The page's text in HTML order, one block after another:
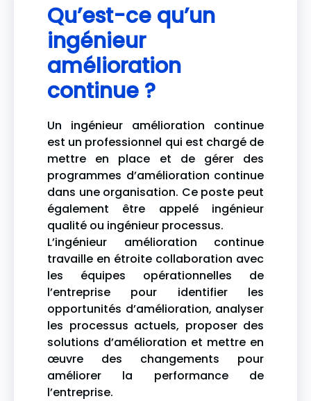
Qu’est-ce qu’un
ingénieur
amélioration
continue ?
Un ingénieur amélioration continue
est un professionnel qui est chargé de
mettre en place et de gérer des
programmes d’amélioration continue
dans une organisation. Ce poste peut
également être appelé ingénieur
qualité ou ingénieur processus.
L’ingénieur amélioration continue
travaille en étroite collaboration avec
les équipes opérationnelles de
l’entreprise pour identifier les
opportunités d’amélioration, analyser
les processus actuels, proposer des
solutions d’amélioration et mettre en
œuvre des changements pour
améliorer la performance de
l’entreprise.